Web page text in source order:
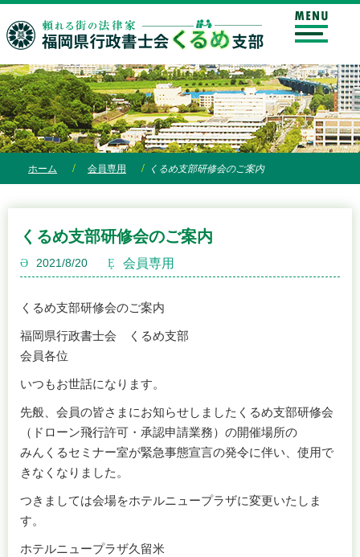
ホーム 会員専用 くるめ支部研修会のご案内
くるめ支部研修会のご案内
2021/8/20 会員専用
くるめ支部研修会のご案内
福岡県行政書士会 くるめ支部
会員各位
いつもお世話になります。
先般、会員の皆さまにお知らせしましたくるめ支部研修会
（ドローン飛行許可・承認申請業務）の開催場所の
みんくるセミナー室が緊急事態宣言の発令に伴い、使用で
きなくなりました。
つきましては会場をホテルニュープラザに変更いたしま
す。
ホテルニュープラザ久留米